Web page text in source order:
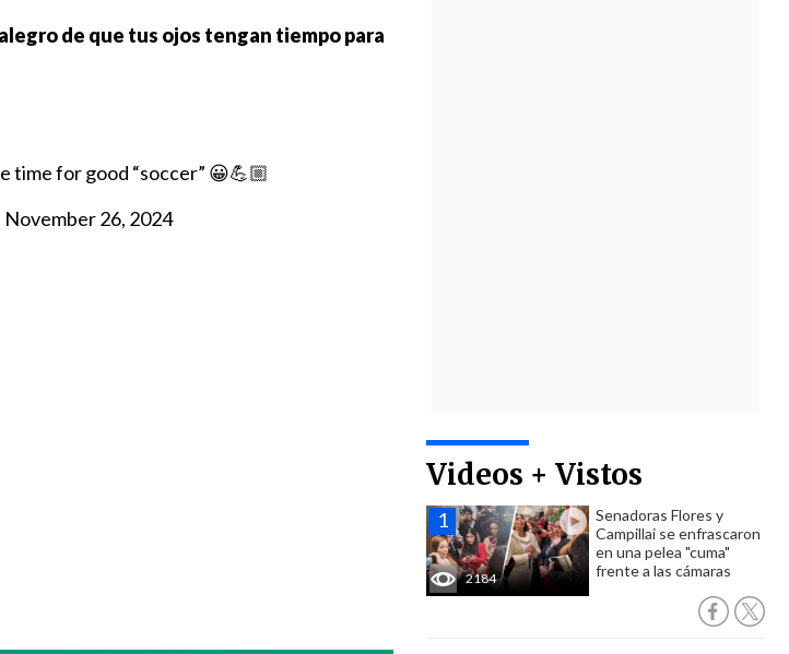
Videos + Vistos
2184
Senadoras Flores y
Campillai se enfrascaron
en una pelea "cuma"
frente a las cámaras
de que tus ojos tengan tiempo para
time for good “soccer” 😀💪🏼
November 26, 2024